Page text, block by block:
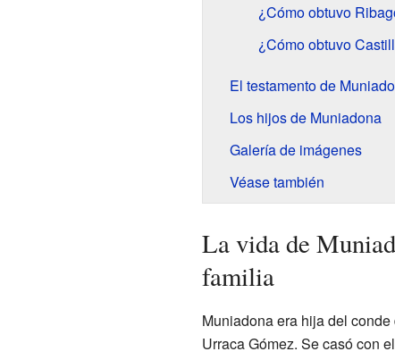
¿Cómo obtuvo
¿Cómo obtuvo
El testamento de
Los hijos de Muniadona
Galería de imágenes
Véase también
La vida de
familia
Muniadona era hija del
Urraca Gómez. Se casó con